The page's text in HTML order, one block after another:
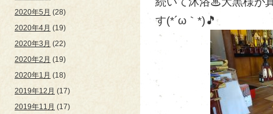
2020年5月 (28)
2020年4月 (19)
2020年3月 (22)
2020年2月 (19)
2020年1月 (18)
2019年12月 (17)
2019年11月 (17)
す(*´ω｀*)🎵